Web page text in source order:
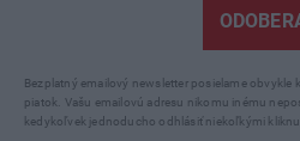
Bezplatný emailový newsletter posielame
piatok. Vašu emailovú adresu nikomu inému
kedykoľvek jednoducho odhlásiť niekoľkými